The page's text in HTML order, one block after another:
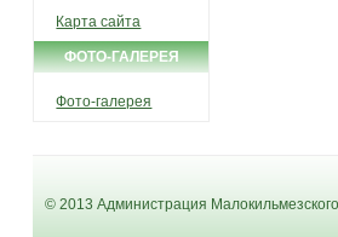
Карта сайта
ФОТО-ГАЛЕРЕЯ
Фото-галерея
© 2013 Администрация